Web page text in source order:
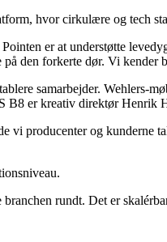
hvor cirkulære og tech
er at understøtte
den forkerte dør. Vi
samarbejder. Wehlers-
er kreativ direktør Henrik
vi producenter og
rundt. Det er